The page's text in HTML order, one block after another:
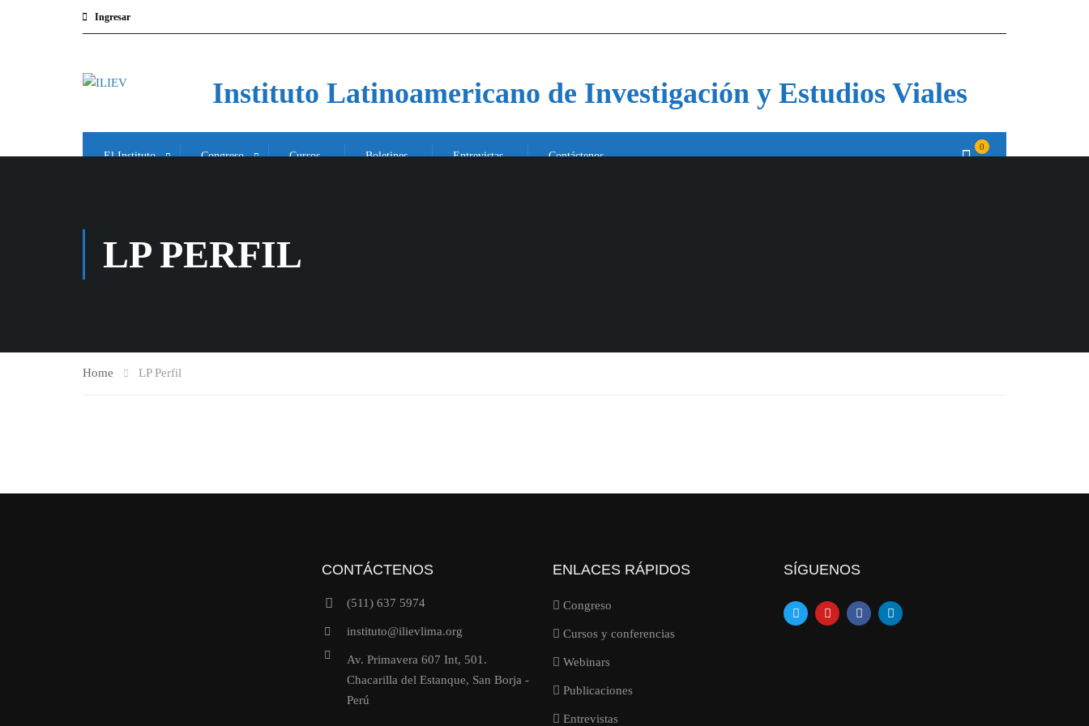
Ingresar
Instituto Latinoamericano de Investigación y Estudios Viales
El Instituto Congreso Cursos Boletines Entrevistas Contáctenos
0
LP PERFIL
Home LP Perfil
CONTÁCTENOS
(511) 637 5974
instituto@ilievlima.org
Av. Primavera 607 Int, 501.
Chacarilla del Estanque, San Borja -
Perú
ENLACES RÁPIDOS
Congreso
Cursos y conferencias
Webinars
Publicaciones
Entrevistas
SÍGUENOS